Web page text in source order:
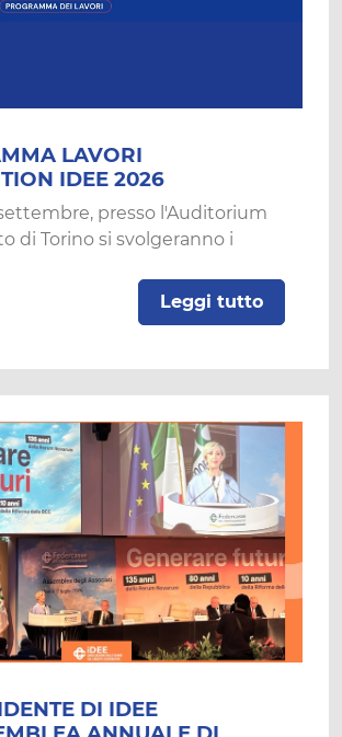
LAVORI
IDEE 2026
presso l'Auditorium
di Torino si svolgeranno i
Leggi tutto
DI IDEE